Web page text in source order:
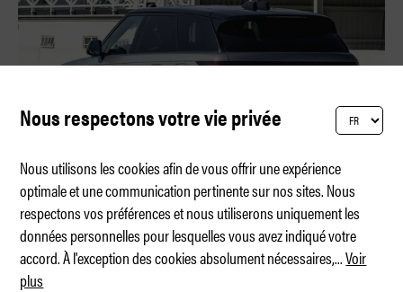
Voici le nouveau Sport Electric
Nous respectons votre vie privée
Nous utilisons les cookies afin de vous offrir une expérience
optimale et une communication pertinente sur nos sites. Nous
respectons vos préférences et nous utiliserons uniquement les
données personnelles pour lesquelles vous avez indiqué votre
accord. À l'exception des cookies absolument nécessaires,...Voir
plus